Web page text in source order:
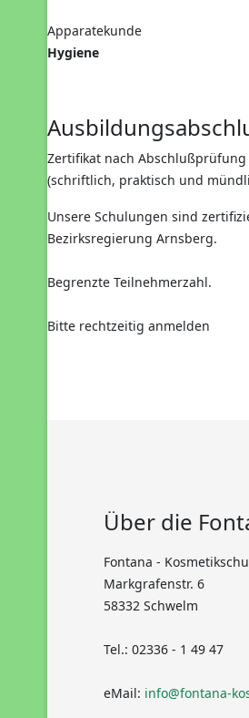
Apparatekunde
Hygiene
Zertifikat nach Abschlußprüfung
(schriftlich, praktisch und
Unsere Schulungen sind
Bezirksregierung Arnsberg.
Begrenzte Teilnehmerzahl.
Bitte rechtzeitig anmelden
Über die
Fontana -
Markgrafenstr. 6
58332 Schwelm
Tel.: 02336 - 1 49 47
eMail: info@fontana-